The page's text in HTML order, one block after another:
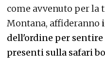
come avvenuto per la
Montana, affideranno
dell'ordine per
presenti sulla safari